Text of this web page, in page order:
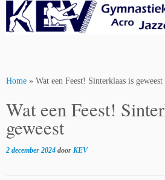
content
Home » Wat een Feest! Sinterklaas is geweest
Wat een Feest!
geweest
2 december 2024 door KEV